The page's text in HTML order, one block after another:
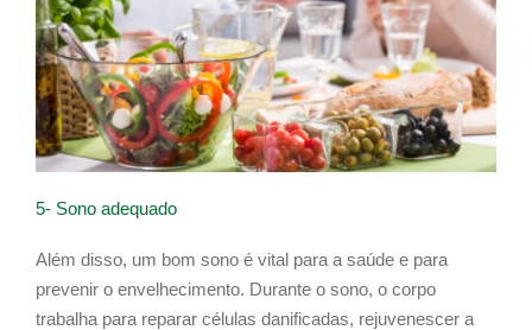
5- Sono adequado
Além disso, um bom sono é vital para a saúde e para
prevenir o envelhecimento. Durante o sono, o corpo
trabalha para reparar células danificadas, rejuvenescer a